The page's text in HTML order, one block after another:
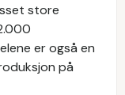
store
er også en
på